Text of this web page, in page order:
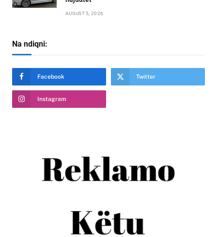
AUGUST 5, 2026
Na ndiqni:
Facebook Twitter
Instagram